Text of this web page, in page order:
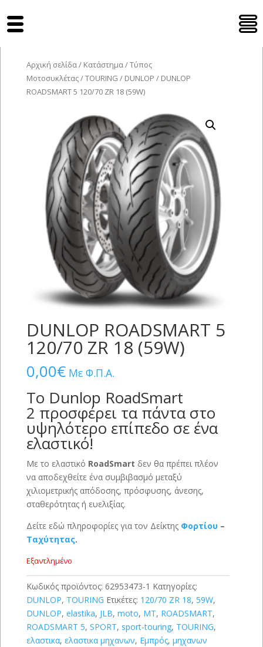
Αρχική σελίδα/ Κατάστημα/Τύπος
Μοτοσυκλέτας/TOURING / DUNLOP / DUNLOP
ROADSMART 5 120/70 ZR 18 (59W)
DUNLOP ROADSMART 5
120/70 ZR 18 (59W)
0,00€ Με Φ.Π.Α.
Το Dunlop RoadSmart
2 προσφέρει τα πάντα στο
υψηλότερο επίπεδο σε ένα
ελαστικό!
Με το ελαστικό RoadSmart δεν θα πρέπει πλέον
να αποδεχθείτε ένα συμβιβασμό μεταξύ
χιλιομετρικής απόδοσης, πρόσφυσης, άνεσης,
σταθερότητας ή ευελιξίας.
Δείτε εδώ πληροφορίες για τον Δείκτης Φορτίου –
Ταχύτητας.
Εξαντλημένο
Κωδικός προϊόντος: 62953473-1 Κατηγορίες:
DUNLOP, TOURING Ετικέτες: 120/70 ZR 18, 59W,
DUNLOP, elastika, JLB, moto, MT, ROADSMART,
ROADSMART 5, SPORT, sport-touring, TOURING,
ελαστικα, ελαστικα μηχανων, Εμπρός, μηχανων